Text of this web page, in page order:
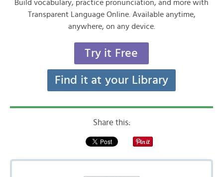
Build vocabulary, practice pronunciation, and more with
Transparent Language Online. Available anytime,
anywhere, on any device.
Try it Free
Find it at your Library
Share this: